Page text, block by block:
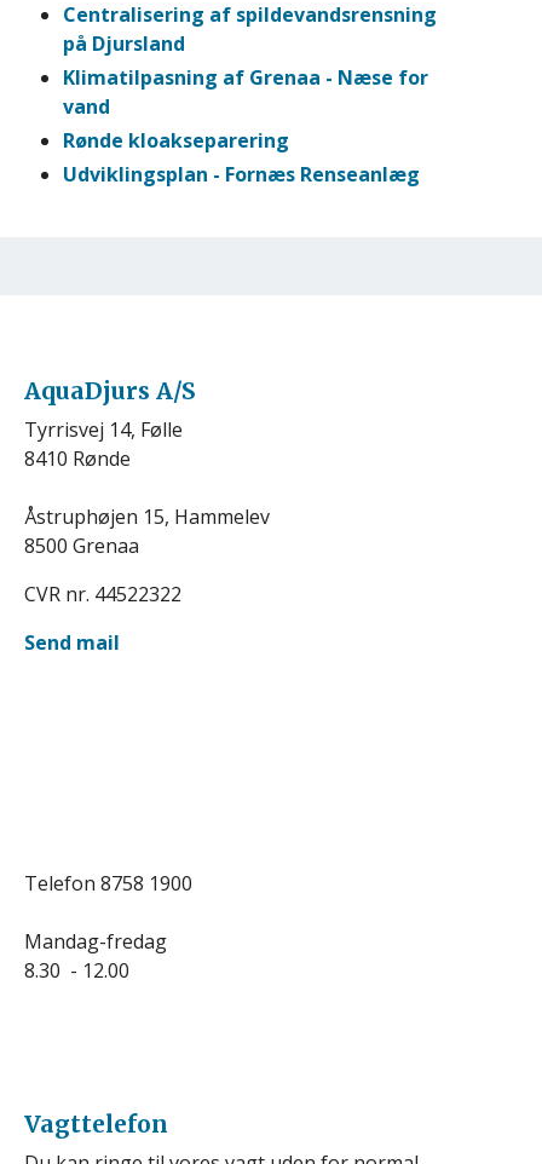
Centralisering af spildevandsrensning
på Djursland
Klimatilpasning af Grenaa - Næse for
vand
Rønde kloakseparering
Udviklingsplan - Fornæs Renseanlæg
AquaDjurs A/S
Tyrrisvej 14, Følle
8410 Rønde
Åstruphøjen 15, Hammelev
8500 Grenaa
CVR nr. 44522322
Send mail
Telefon 8758 1900
Mandag-fredag
8.30 - 12.00
Vagttelefon